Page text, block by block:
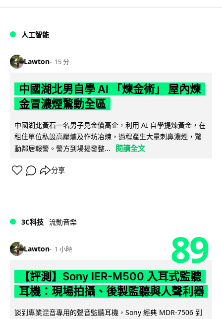
人工智能
Lawton 15 分
中國湖北男自學 AI 「煉金術」 屋內煉
金冒濃煙驚動全區
中國湖北黃石一名男子見金價高企，利用 AI 自學提煉黃金，在
租住單位私設高壓爐及作坊冶煉，過程產生大量刺鼻濃煙，驚
動鄰居報警。警方到場揭發整...
閱讀全文
分享
3C科技 流動音樂
Lawton 1 小時 89
【評測】Sony IER-M500 入耳式監聽
耳機：現場拍攝、後製監聽與人聲利器
談到專業混音專用的聲音監聽耳機，Sony 經典 MDR-7506 到